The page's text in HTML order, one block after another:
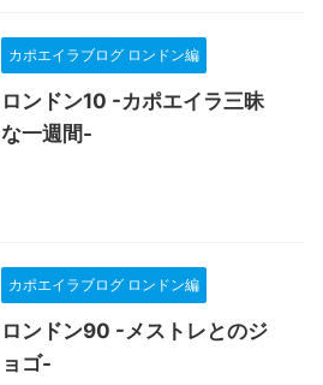
カポエイラブログ ロンドン編
ロンドン10 -カポエイラ三昧
な一週間-
カポエイラブログ ロンドン編
ロンドン90 -メストレとのジ
ョゴ-